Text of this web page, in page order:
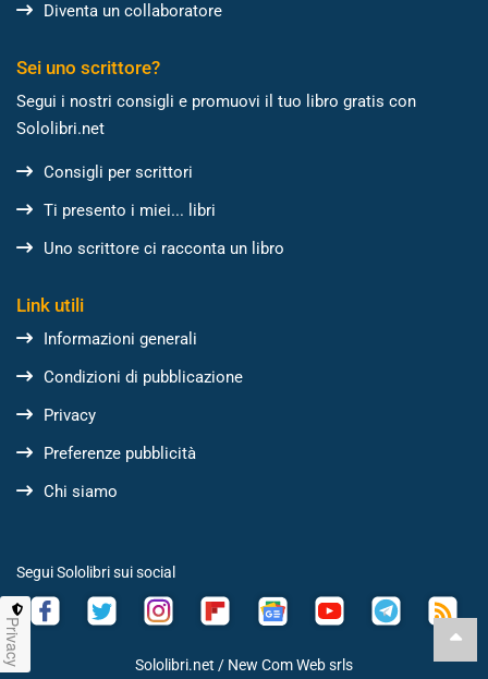
Diventa un collaboratore
Sei uno scrittore?
Segui i nostri consigli e promuovi il tuo libro gratis con
Sololibri.net
Consigli per scrittori
Ti presento i miei... libri
Uno scrittore ci racconta un libro
Link utili
Informazioni generali
Condizioni di pubblicazione
Privacy
Preferenze pubblicità
Chi siamo
Segui Sololibri sui social
Sololibri.net / New Com Web srls
Privacy